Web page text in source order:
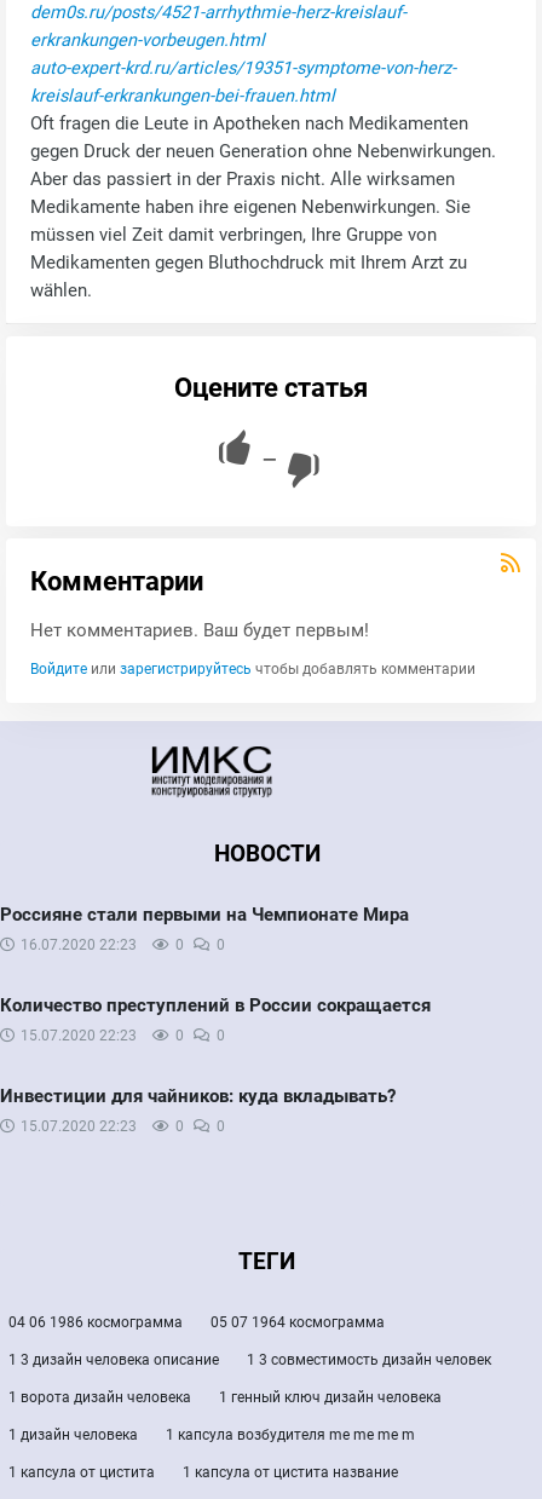
dem0s.ru/posts/4521-arrhythmie-herz-kreislauf-
erkrankungen-vorbeugen.html
auto-expert-krd.ru/articles/19351-symptome-von-herz-
kreislauf-erkrankungen-bei-frauen.html
Oft fragen die Leute in Apotheken nach Medikamenten
gegen Druck der neuen Generation ohne Nebenwirkungen.
Aber das passiert in der Praxis nicht. Alle wirksamen
Medikamente haben ihre eigenen Nebenwirkungen. Sie
müssen viel Zeit damit verbringen, Ihre Gruppe von
Medikamenten gegen Bluthochdruck mit Ihrem Arzt zu
wählen.
Оцените статья
—
Комментарии
Нет комментариев. Ваш будет первым!
Войдите или зарегистрируйтесь чтобы добавлять комментарии
НОВОСТИ
Россияне стали первыми на Чемпионате Мира
16.07.2020 22:23 0 0
Количество преступлений в России сокращается
15.07.2020 22:23 0 0
Инвестиции для чайников: куда вкладывать?
15.07.2020 22:23 0 0
ТЕГИ
04 06 1986 космограмма 05 07 1964 космограмма
1 3 дизайн человека описание 1 3 совместимость дизайн человек
1 ворота дизайн человека 1 генный ключ дизайн человека
1 дизайн человека 1 капсула возбудителя me me me m
1 капсула от цистита 1 капсула от цистита название